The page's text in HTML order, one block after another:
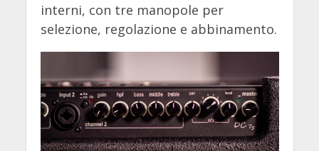
interni, con tre manopole per
selezione, regolazione e abbinamento.